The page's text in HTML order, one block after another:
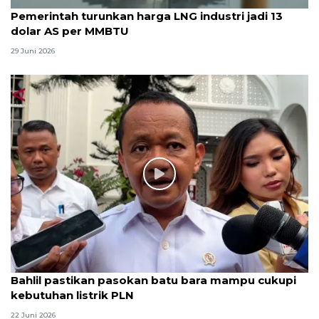
Pemerintah turunkan harga LNG industri jadi 13
dolar AS per MMBTU
29 Juni 2026
Bahlil pastikan pasokan batu bara mampu cukupi
kebutuhan listrik PLN
22 Juni 2026